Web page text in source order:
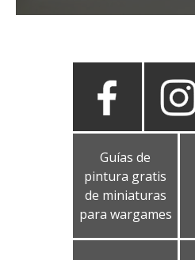
Guías de
pintura gratis
de miniaturas
para wargames